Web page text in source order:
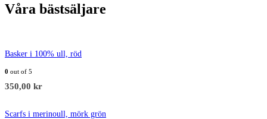
Våra bästsäljare
Basker i 100% ull, röd
0 out of 5
350,00 kr
Scarfs i merinoull, mörk grön